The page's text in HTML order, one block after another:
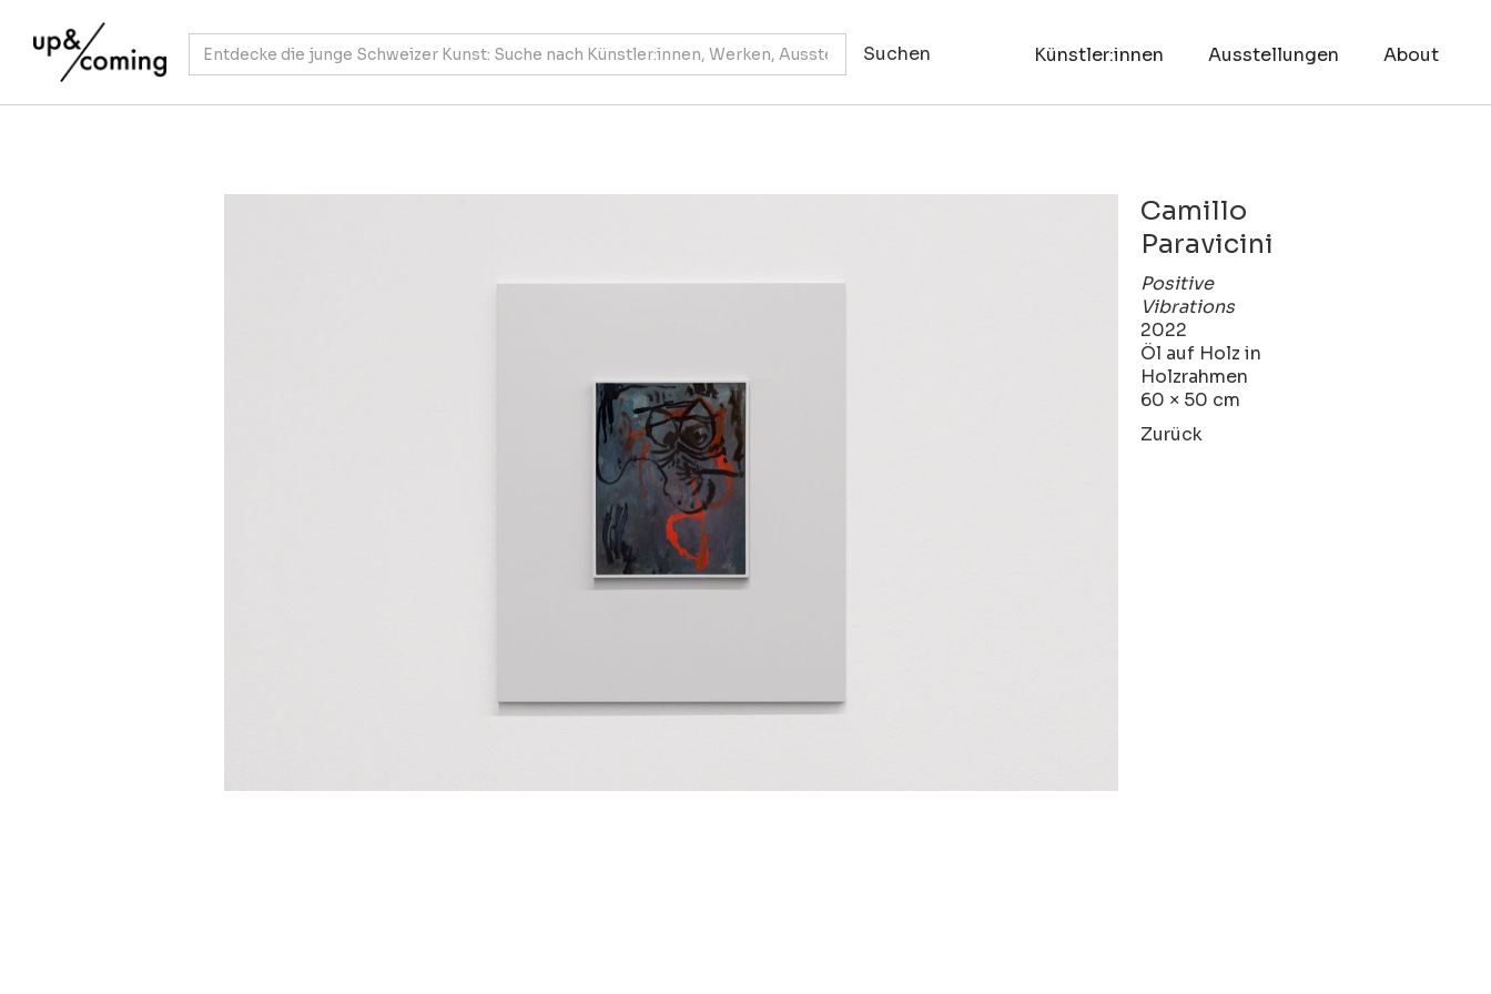
Künstler:innen Ausstellungen About
Camillo
Paravicini
Positive
Vibrations
2022
Öl auf Holz in
Holzrahmen
60 × 50 cm
Zurück